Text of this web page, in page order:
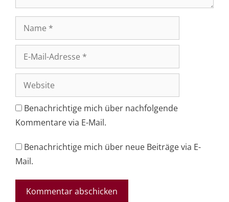
Mail-
Adresse
Website
Benachrichtige mich über nachfolgende
Kommentare via E-Mail.
Benachrichtige mich über neue Beiträge via E-
Mail.